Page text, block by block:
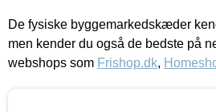
De fysiske byggemarkedskæder
men kender du også de bedste på
webshops som Frishop.dk,